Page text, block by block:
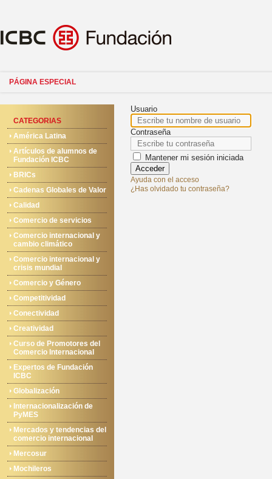
PÁGINA ESPECIAL
CATEGORIAS
América Latina
Artículos de alumnos de
Fundación ICBC
BRICs
Cadenas Globales de Valor
Calidad
Comercio de servicios
Comercio internacional y
cambio climático
Comercio internacional y
crisis mundial
Comercio y Género
Competitividad
Conectividad
Creatividad
Curso de Promotores del
Comercio Internacional
Expertos de Fundación
ICBC
Globalización
Internacionalización de
PyMES
Mercados y tendencias del
comercio internacional
Mercosur
Mochileros
Usuario
Contraseña
Mantener mi sesión iniciada
Acceder
Ayuda con el acceso
¿Has olvidado tu contraseña?